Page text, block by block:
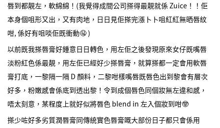
唇到都靚左，軟綿綿！(我覺得成間公司搽得最靚就係 Zuice！！佢
本身個咀形又出，又有肉地，日日見佢搽完漲卜卜咀紅紅無晒唇紋
咁, 係好有咀啖佢既衝動🤤 )
以前既我搽唇膏好鍾意日日轉色，用左佢之後發現原來女仔既嘴唇
淡粉紅色係最靚，用左佢已經好少搽唇膏，就算搽都一定會用軟唇
膏打底，一黎隔一隔 D 顏料，二黎咁樣嘴唇既唇色出到黎會有層次
好多，粉嫩感會係底到透出黎！令到成個唇色同個妝無左違和感，
唔太刻意，某程度上就好似將唇色 blend in 左入個妝到咁🤓
搽少咗好多劣質潤唇膏同傳統實色唇膏嘅大部份日子都只會係用